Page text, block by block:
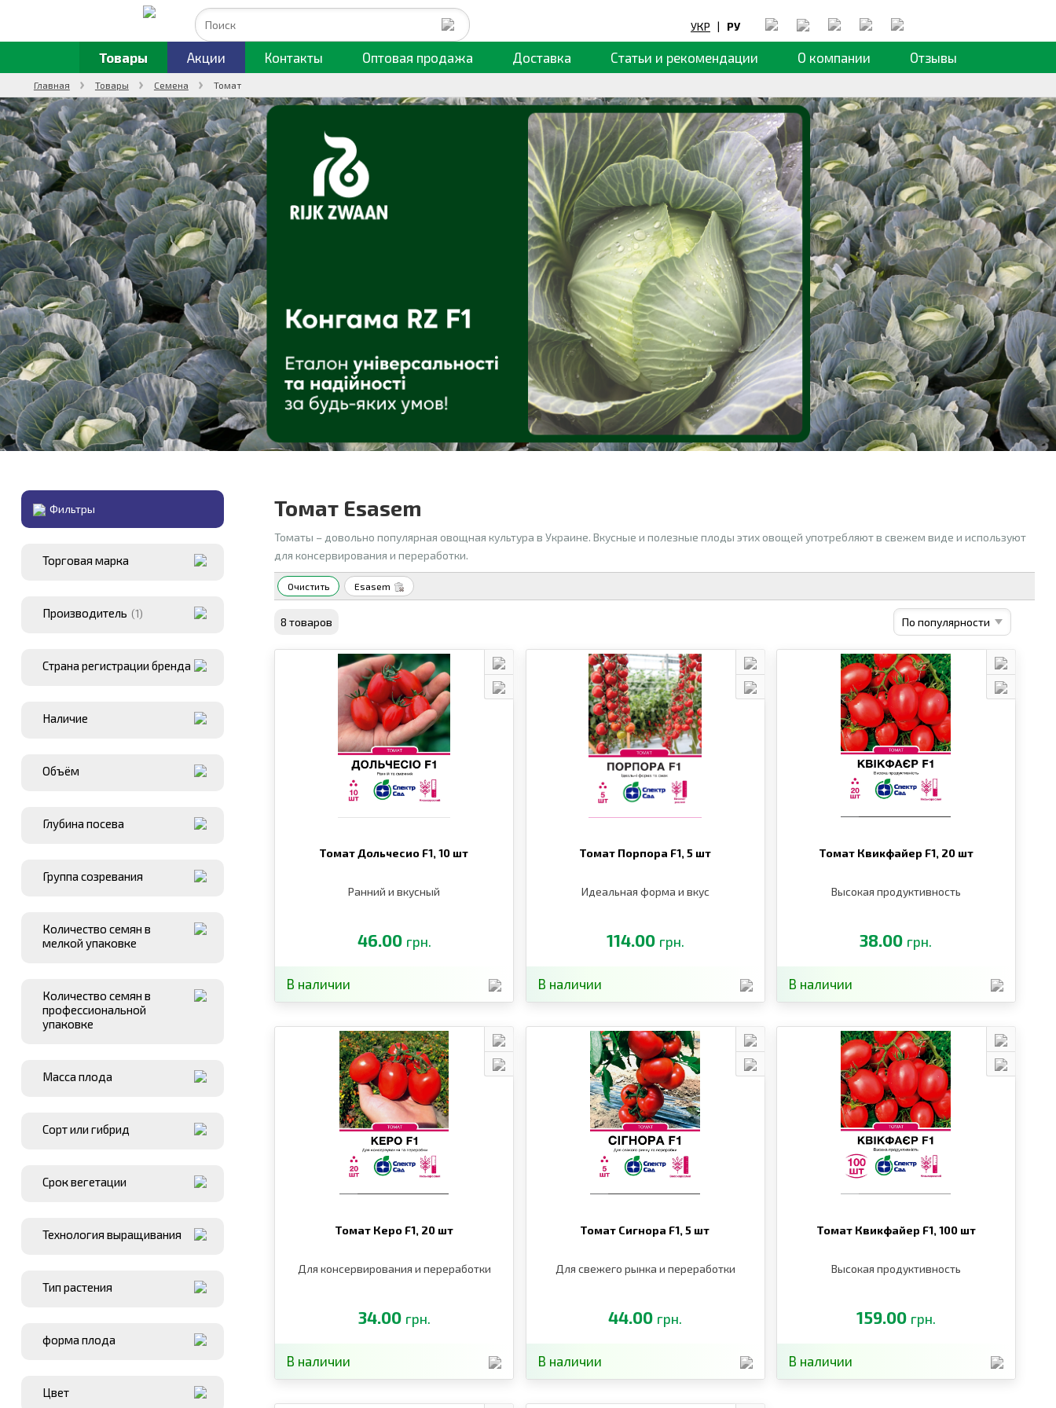
УКР | РУ
Товары Акции Контакты Оптовая продажа Доставка Статьи и рекомендации О компании Отзывы
Главная Товары Семена Томат
Фильтры
Торговая марка
Производитель (1)
Страна регистрации бренда
Наличие
Объём
Глубина посева
Группа созревания
Количество семян в
мелкой упаковке
Количество семян в
профессиональной
упаковке
Масса плода
Сорт или гибрид
Срок вегетации
Технология выращивания
Тип растения
форма плода
Цвет
Томат Esasem
Томаты – довольно популярная овощная культура в Украине. Вкусные и полезные плоды этих овощей употребляют в свежем виде и используют
для консервирования и переработки.
Очистить Esasem
8 товаров
Томат Дольчесио F1,10 шт
Ранний и вкусный
46.00 грн.
В наличии
Томат Порпора F1, 5 шт
Идеальная форма и вкус
114.00 грн.
В наличии
Томат Квикфайер F1, 20 шт
Высокая продуктивность
38.00 грн.
В наличии
Томат Керо F1, 20 шт
Для консервирования и переработки
34.00 грн.
В наличии
Томат Сигнора F1,5 шт
Для свежего рынка и переработки
44.00 грн.
В наличии
Томат Квикфайер F1, 100 шт
Высокая продуктивность
159.00 грн.
В наличии